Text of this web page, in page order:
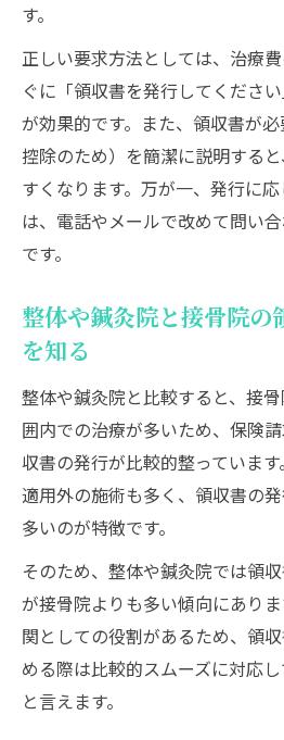
接骨院で医療費控除を
理術
領収書以外で認められ
保存法
家族分もまとめた通院
点
明細書や医療費通知を
領収書なしで確定申告する
接骨院で領収書がない
領収書なしでも有効な
方法
接骨院費用の証明に使
の扱い方
医療費通知と接骨院の
り方
領収書がない時の税務
ント
す。
正しい要求方法としては、治療
ぐに「領収書を発行してくださ
が効果的です。また、領収書が
控除のため）を簡潔に説明する
すくなります。万が一、発行に
は、電話やメールで改めて問い
です。
整体や鍼灸院と接骨院の
を知る
整体や鍼灸院と比較すると、接
囲内での治療が多いため、保険
収書の発行が比較的整っていま
適用外の施術も多く、領収書の
多いのが特徴です。
そのため、整体や鍼灸院では領
が接骨院よりも多い傾向にあり
関としての役割があるため、領
める際は比較的スムーズに対応
と言えます。